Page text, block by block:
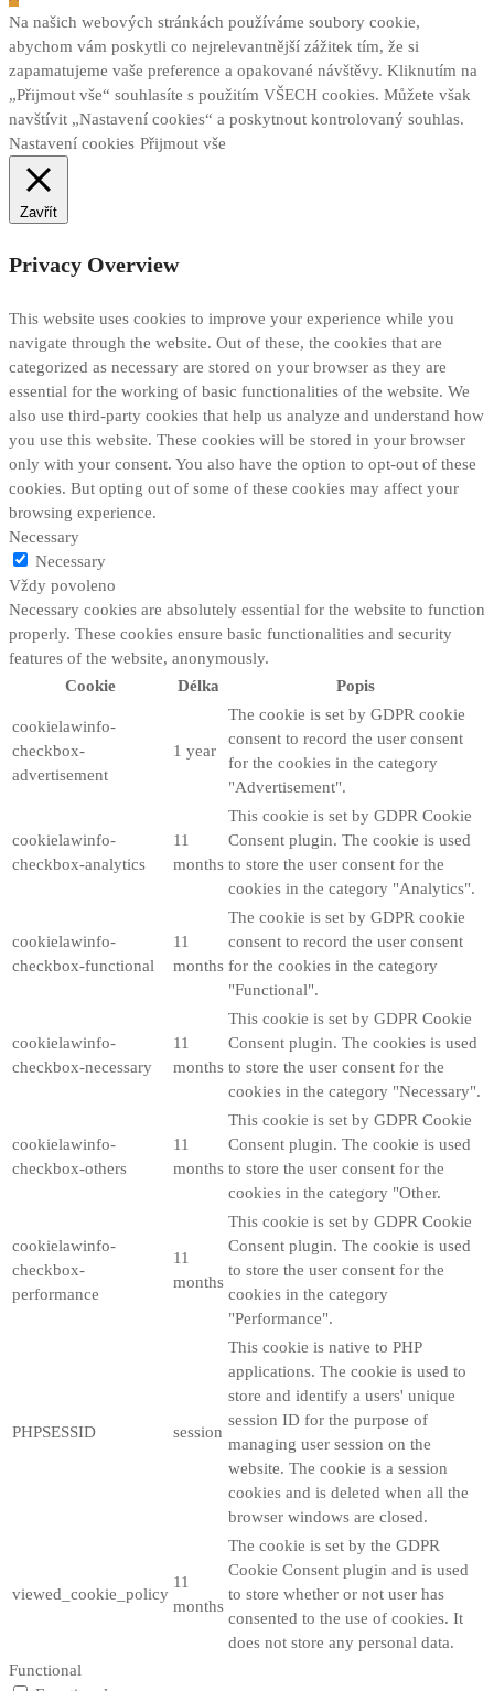
Na našich webových stránkách používáme soubory cookie,
abychom vám poskytli co nejrelevantnější zážitek tím, že si
zapamatujeme vaše preference a opakované návštěvy. Kliknutím na
„Přijmout vše“ souhlasíte s použitím VŠECH cookies. Můžete však
navštívit „Nastavení cookies“ a poskytnout kontrolovaný souhlas.
Nastavení cookies Přijmout vše
Zavřít
Privacy Overview
This website uses cookies to improve your experience while you
navigate through the website. Out of these, the cookies that are
categorized as necessary are stored on your browser as they are
essential for the working of basic functionalities of the website. We
also use third-party cookies that help us analyze and understand how
you use this website. These cookies will be stored in your browser
only with your consent. You also have the option to opt-out of these
cookies. But opting out of some of these cookies may affect your
browsing experience.
Necessary
Necessary
Vždy povoleno
Necessary cookies are absolutely essential for the website to function
properly. These cookies ensure basic functionalities and security
features of the website, anonymously.
Cookie
Délka Popis
cookielawinfo-
checkbox-
advertisement
1 year
The cookie is set by GDPR cookie
consent to record the user consent
for the cookies in the category
"Advertisement".
cookielawinfo-
checkbox-analytics
11
months
This cookie is set by GDPR Cookie
Consent plugin. The cookie is used
to store the user consent for the
cookies in the category "Analytics".
cookielawinfo-
checkbox-functional
11
months
The cookie is set by GDPR cookie
consent to record the user consent
for the cookies in the category
"Functional".
cookielawinfo-
checkbox-necessary
11
months
This cookie is set by GDPR Cookie
Consent plugin. The cookies is used
to store the user consent for the
cookies in the category "Necessary".
cookielawinfo-
checkbox-others
11
months
This cookie is set by GDPR Cookie
Consent plugin. The cookie is used
to store the user consent for the
cookies in the category "Other.
cookielawinfo-
checkbox-
performance
11
months
This cookie is set by GDPR Cookie
Consent plugin. The cookie is used
to store the user consent for the
cookies in the category
"Performance".
PHPSESSID session
This cookie is native to PHP
applications. The cookie is used to
store and identify a users' unique
session ID for the purpose of
managing user session on the
website. The cookie is a session
cookies and is deleted when all the
browser windows are closed.
viewed_cookie_policy
11
months
The cookie is set by the GDPR
Cookie Consent plugin and is used
to store whether or not user has
consented to the use of cookies. It
does not store any personal data.
Functional